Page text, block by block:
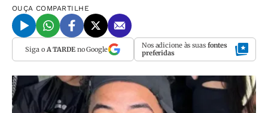
OUÇA COMPARTILHE
Siga o A TARDEno Google Nos adicione às suas fontes
preferidas